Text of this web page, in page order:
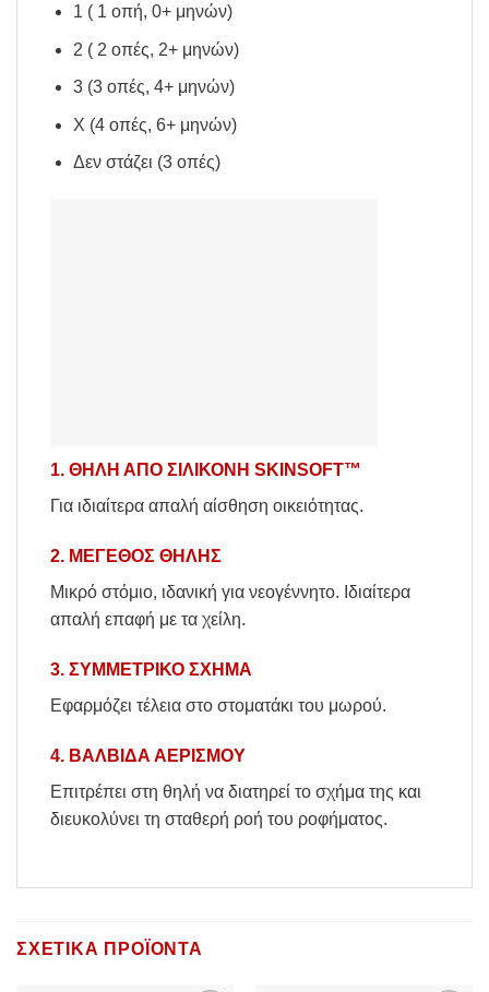
1 ( 1 οπή, 0+ μηνών)
2 ( 2 οπές, 2+ μηνών)
3 (3 οπές, 4+ μηνών)
Χ (4 οπές, 6+ μηνών)
Δεν στάζει (3 οπές)
1. ΘΗΛΗ ΑΠΟ ΣΙΛΙΚΟΝΗ SKINSOFT™
Για ιδιαίτερα απαλή αίσθηση οικειότητας.
2. ΜΕΓΕΘΟΣ ΘΗΛΗΣ
Μικρό στόμιο, ιδανική για νεογέννητο. Ιδιαίτερα
απαλή επαφή με τα χείλη.
3. ΣΥΜΜΕΤΡΙΚΟ ΣΧΗΜΑ
Εφαρμόζει τέλεια στο στοματάκι του μωρού.
4. ΒΑΛΒΙΔΑ ΑΕΡΙΣΜΟΥ
Επιτρέπει στη θηλή να διατηρεί το σχήμα της και
διευκολύνει τη σταθερή ροή του ροφήματος.
ΣΧΕΤΙΚΆ ΠΡΟΪΌΝΤΑ